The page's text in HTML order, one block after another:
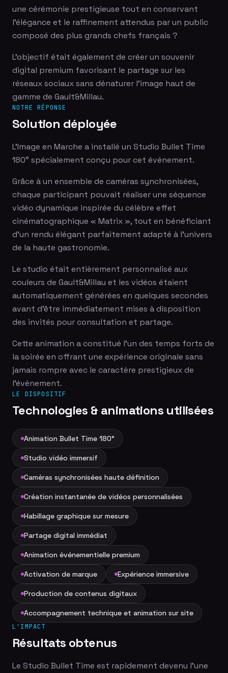
une cérémonie prestigieuse tout en conservant
l'élégance et le raffinement attendus par un public
composé des plus grands chefs français ?
L'objectif était également de créer un souvenir
digital premium favorisant le partage sur les
réseaux sociaux sans dénaturer l'image haut de
gamme de Gault&Millau.
NOTRE RÉPONSE
Solution déployée
L'Image en Marche a installé un Studio Bullet Time
180° spécialement conçu pour cet événement.
Grâce à un ensemble de caméras synchronisées,
chaque participant pouvait réaliser une séquence
vidéo dynamique inspirée du célèbre effet
cinématographique « Matrix », tout en bénéficiant
d'un rendu élégant parfaitement adapté à l'univers
de la haute gastronomie.
Le studio était entièrement personnalisé aux
couleurs de Gault&Millau et les vidéos étaient
automatiquement générées en quelques secondes
avant d'être immédiatement mises à disposition
des invités pour consultation et partage.
Cette animation a constitué l'un des temps forts de
la soirée en offrant une expérience originale sans
jamais rompre avec le caractère prestigieux de
l'événement.
LE DISPOSITIF
Technologies & animations utilisées
Animation Bullet Time 180°
Studio vidéo immersif
Caméras synchronisées haute définition
Création instantanée de vidéos personnalisées
Habillage graphique sur mesure
Partage digital immédiat
Animation événementielle premium
Activation de marque Expérience immersive
Production de contenus digitaux
Accompagnement technique et animation sur site
L'IMPACT
Résultats obtenus
Le Studio Bullet Time est rapidement devenu l'une